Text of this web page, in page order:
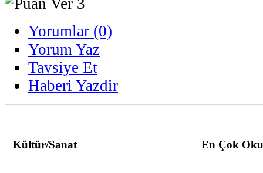
Yorumlar (0)
Yorum Yaz
Tavsiye Et
Haberi Yazdir
Kültür/Sanat En Çok